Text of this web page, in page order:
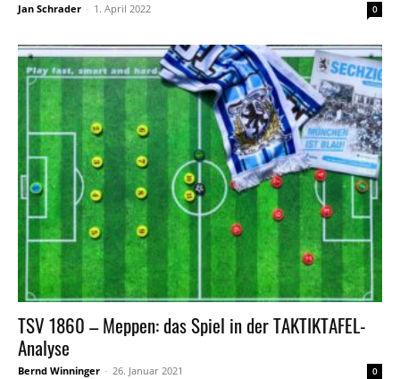
Jan Schrader - 1. April 2022 0
TSV 1860 – Meppen: das Spiel in der TAKTIKTAFEL-
Analyse
Bernd Winninger - 26. Januar 2021 0